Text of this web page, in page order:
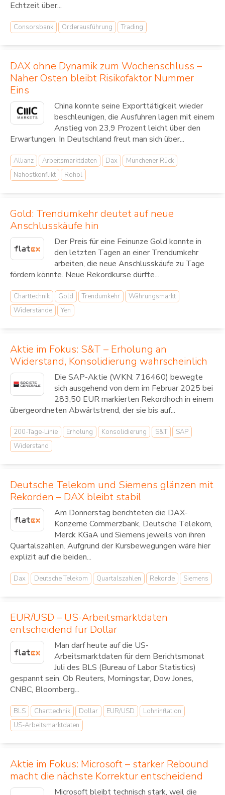
Echtzeit über...
Consorsbank Orderausführung Trading
DAX ohne Dynamik zum Wochenschluss –
Naher Osten bleibt Risikofaktor Nummer
Eins
China konnte seine Exporttätigkeit wieder
beschleunigen, die Ausfuhren lagen mit einem
Anstieg von 23,9 Prozent leicht über den
Erwartungen. In Deutschland freut man sich über...
Allianz Arbeitsmarktdaten Dax
Münchener Rück
Nahostkonflikt
Rohöl
Gold: Trendumkehr deutet auf neue
Anschlusskäufe hin
Der Preis für eine Feinunze Gold konnte in
den letzten Tagen an einer Trendumkehr
arbeiten, die neue Anschlusskäufe zu Tage
fördern könnte. Neue Rekordkurse dürfte...
Charttechnik Gold Trendumkehr
Währungsmarkt
Widerstände
Yen
Aktie im Fokus: S&T – Erholung an
Widerstand, Konsolidierung wahrscheinlich
Die SAP-Aktie (WKN: 716460) bewegte
sich ausgehend von dem im Februar 2025 bei
283,50 EUR markierten Rekordhoch in einem
übergeordneten Abwärtstrend, der sie bis auf...
200-Tage-Linie Erholung Konsolidierung S&T
SAP
Widerstand
Deutsche Telekom und Siemens glänzen mit
Rekorden – DAX bleibt stabil
Am Donnerstag berichteten die DAX-
Konzerne Commerzbank, Deutsche Telekom,
Merck KGaA und Siemens jeweils von ihren
Quartalszahlen. Aufgrund der Kursbewegungen wäre hier
explizit auf die beiden...
Dax Deutsche Telekom Quartalszahlen Rekorde Siemens
EUR/USD – US-Arbeitsmarktdaten
entscheidend für Dollar
Man darf heute auf die US-
Arbeitsmarktdaten für dem Berichtsmonat
Juli des BLS (Bureau of Labor Statistics)
gespannt sein. Ob Reuters, Morningstar, Dow Jones,
CNBC, Bloomberg...
BLS Charttechnik Dollar EUR/USD
Lohninflation
US-Arbeitsmarktdaten
Aktie im Fokus: Microsoft – starker Rebound
macht die nächste Korrektur entscheidend
Microsoft bleibt technisch stark, weil die